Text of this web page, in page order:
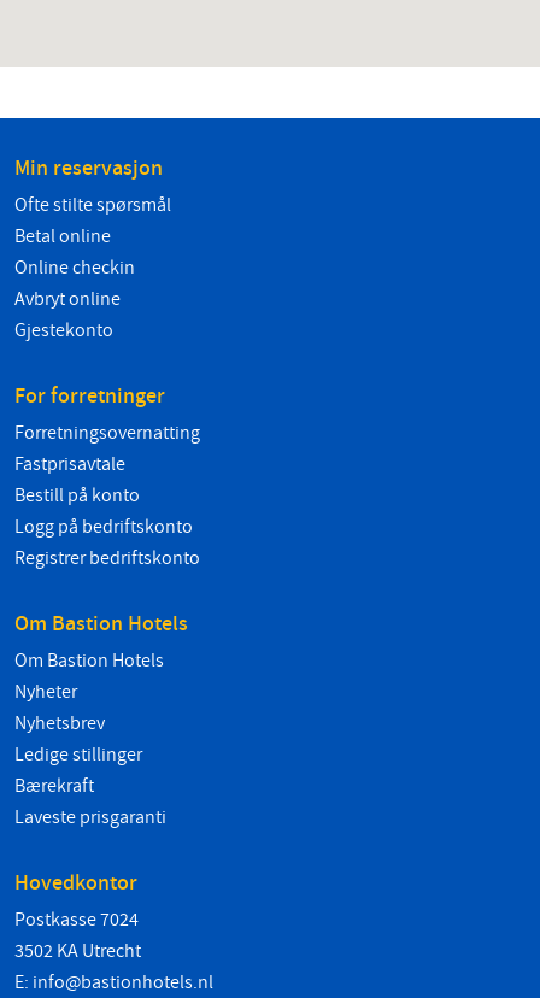
Min reservasjon
Ofte stilte spørsmål
Betal online
Online checkin
Avbryt online
Gjestekonto
For forretninger
Forretningsovernatting
Fastprisavtale
Bestill på konto
Logg på bedriftskonto
Registrer bedriftskonto
Om Bastion Hotels
Om Bastion Hotels
Nyheter
Nyhetsbrev
Ledige stillinger
Bærekraft
Laveste prisgaranti
Hovedkontor
Postkasse 7024
3502 KA Utrecht
E: info@bastionhotels.nl